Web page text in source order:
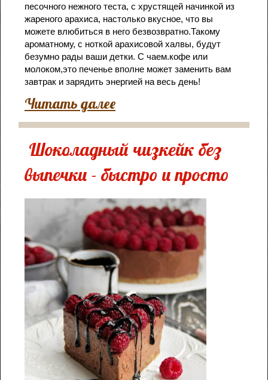
песочного нежного теста, с хрустящей начинкой из
жареного арахиса, настолько вкусное, что вы
можете влюбиться в него безвозвратно.Такому
ароматному, с ноткой арахисовой халвы, будут
безумно рады ваши детки. С чаем.кофе или
молоком,это печенье вполне может заменить вам
завтрак и зарядить энергией на весь день!
Читать далее
Шоколадный чизкейк без
выпечки - быстро и просто